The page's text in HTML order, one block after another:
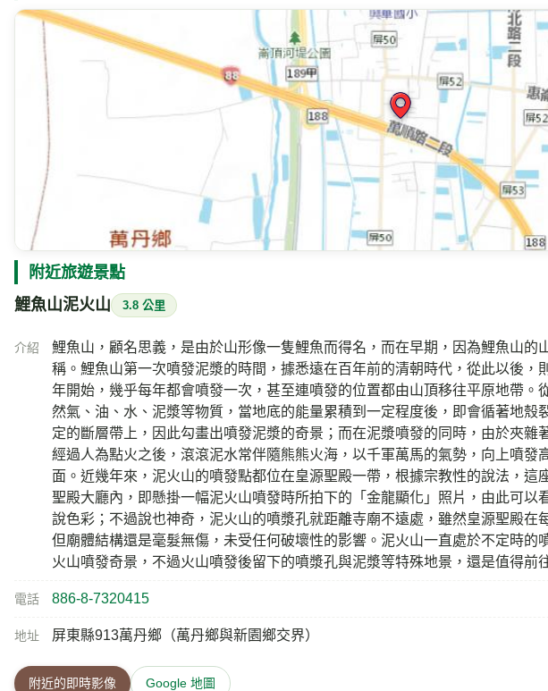
附近旅遊景點
鯉魚山泥火山 3.8 公里
介紹
鯉魚山，顧名思義，是由於山形像一隻鯉魚而得名，而在早期，因為鯉魚山的
稱。鯉魚山第一次噴發泥漿的時間，據悉遠在百年前的清朝時代，從此以後，
年開始，幾乎每年都會噴發一次，甚至連噴發的位置都由山頂移往平原地帶。
然氣、油、水、泥漿等物質，當地底的能量累積到一定程度後，即會循著地殼
定的斷層帶上，因此勾畫出噴發泥漿的奇景；而在泥漿噴發的同時，由於夾雜
經過人為點火之後，滾滾泥水常伴隨熊熊火海，以千軍萬馬的氣勢，向上噴發
面。近幾年來，泥火山的噴發點都位在皇源聖殿一帶，根據宗教性的說法，這
聖殿大廳內，即懸掛一幅泥火山噴發時所拍下的「金龍顯化」照片，由此可以
說色彩；不過說也神奇，泥火山的噴漿孔就距離寺廟不遠處，雖然皇源聖殿在
但廟體結構還是毫髮無傷，未受任何破壞性的影響。泥火山一直處於不定時的
火山噴發奇景，不過火山噴發後留下的噴漿孔與泥漿等特殊地景，還是值得前
電話 886-8-7320415
地址 屏東縣913萬丹鄉（萬丹鄉與新園鄉交界）
附近的即時影像 Google 地圖